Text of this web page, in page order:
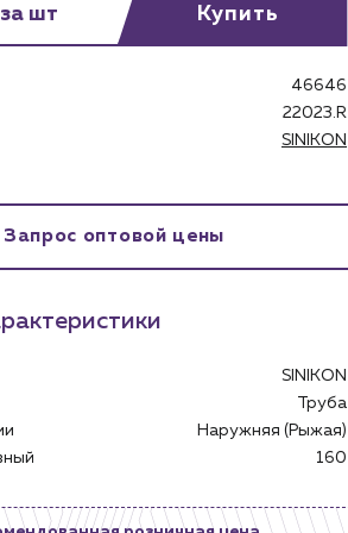
шт Купить
46646
22023.R
SINIKON
Запрос оптовой цены
SINIKON
Труба
Наружняя (Рыжая)
160